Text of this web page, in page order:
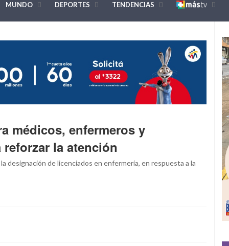
MUNDO DEPORTES TENDENCIAS
médicos, enfermeros y
la atención
designación de licenciados en enfermería, en respuesta a la